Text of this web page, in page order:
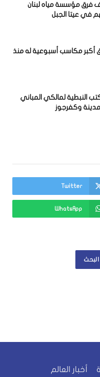
فرق مؤسسة مياه لبنان
في عيتا الجبل
أكبر مكاسب أسبوعية له منذ
النبطية لمالكي المباني
وكفرجوز
Twitter
WhatsApp
البحث
أخبار العالم